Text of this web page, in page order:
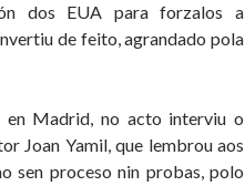
dos EUA para forzalos a
de feito, agrandado pola
en Madrid, no acto interviu o
Joan Yamil, que lembrou aos
sen proceso nin probas, polo